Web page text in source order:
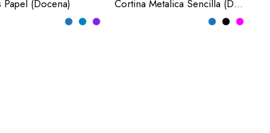
Papel (Docena) Cortina Metalica Sencilla (Docena)